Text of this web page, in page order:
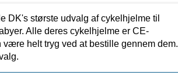
DK's største udvalg af cykelhjelme til
Alle deres cykelhjelme er CE-
være helt tryg ved at bestille gennem dem.